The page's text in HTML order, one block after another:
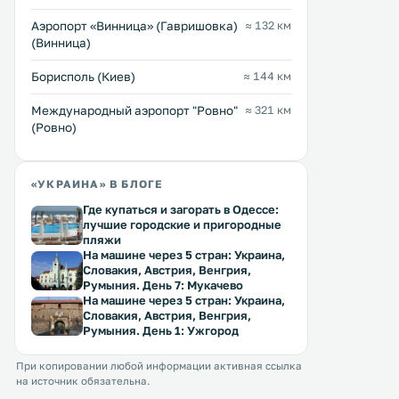
Аэропорт «Винница» (Гавришовка)
(Винница)
≈ 132 км
Борисполь (Киев) ≈ 144 км
Междунарoдный аэропорт "Ровно"
(Ровно)
≈ 321 км
«УКРАИНА» В БЛОГЕ
Где купаться и загорать в Одессе:
лучшие городские и пригородные
пляжи
На машине через 5 стран: Украина,
Словакия, Австрия, Венгрия,
Румыния. День 7: Мукачево
На машине через 5 стран: Украина,
Словакия, Австрия, Венгрия,
Румыния. День 1: Ужгород
При копировании любой информации активная ссылка
на источник обязательна.